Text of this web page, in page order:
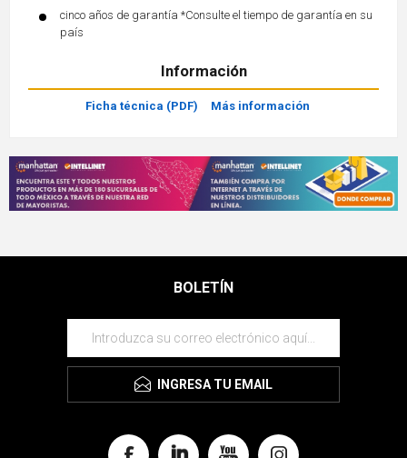
cinco años de garantía *Consulte el tiempo de garantía en su
país
Información
Ficha técnica (PDF) Más información
BOLETÍN
INGRESA TU EMAIL